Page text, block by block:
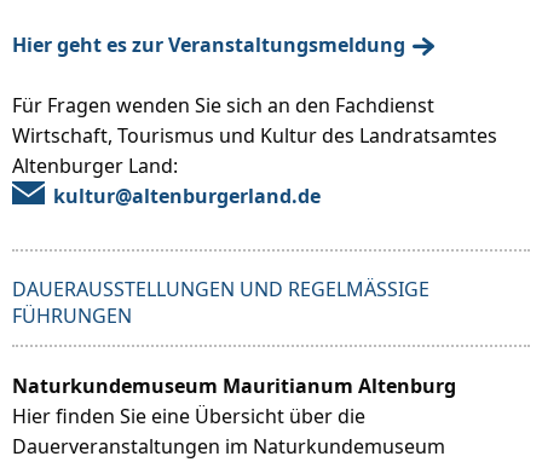
Hier geht es zur Veranstaltungsmeldung
Für Fragen wenden Sie sich an den Fachdienst
Wirtschaft, Tourismus und Kultur des Landratsamtes
Altenburger Land:
kultur@altenburgerland.de
DAUERAUSSTELLUNGEN UND REGELMÄSSIGE F
ÜHRUNGEN
Naturkundemuseum Mauritianum Altenburg
Hier finden Sie eine Übersicht über die
Dauerveranstaltungen im Naturkundemuseum